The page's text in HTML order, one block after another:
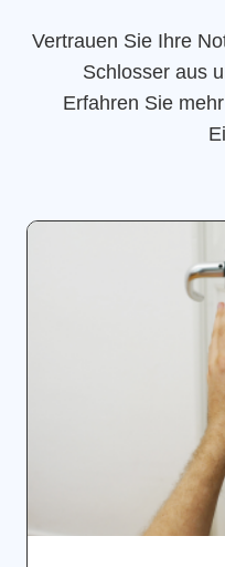
Vertrauen Sie Ihre
Schlosser aus
Erfahren Sie